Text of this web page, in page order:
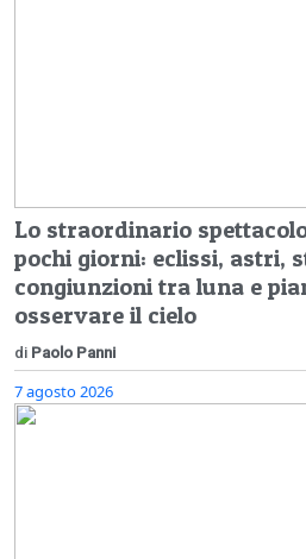
Lo straordinario
pochi giorni: eclissi, astri,
congiunzioni tra luna e
osservare il cielo
di Paolo Panni
7 agosto 2026